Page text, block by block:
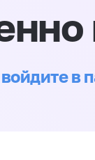
войдите в